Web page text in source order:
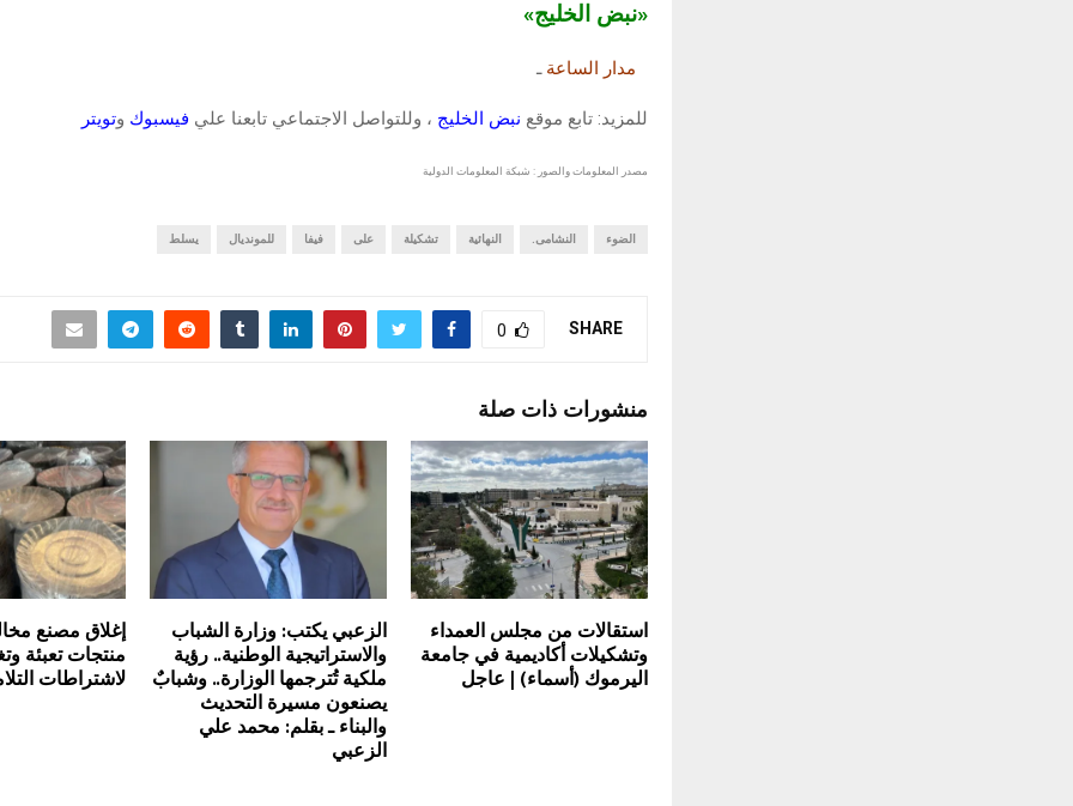
«نبض الخليج»
مدار الساعةـ
للمزيد: تابع موقع نبض الخليج ، وللتواصل الاجتماعي تابعنا علي فيسبوك وتويتر
مصدر المعلومات والصور : شبكة المعلومات الدولية
الضوء النشامى. النهائية تشكيلة على فيفا للمونديال يسلط
SHARE
0
منشورات ذات صلة
استقالات من مجلس العمداء
وتشكيلات أكاديمية في جامعة
اليرموك (أسماء) | عاجل
الزعبي يكتب: وزارة الشباب
والاستراتيجية الوطنية.. رؤية
ملكية تُترجمها الوزارة.. وشبابٌ
يصنعون مسيرة التحديث
والبناء ـ بقلم: محمد علي
الزعبي
إغلاق مصنع
منتجات تعبئة
لاشتراطات